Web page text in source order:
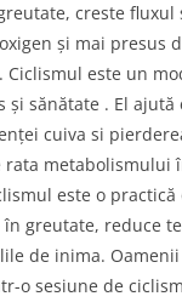
creste fluxul
și mai presus
Ciclismul este un
și sănătate . El ajută
cuiva si
rata metabolismului
este o
greutate, reduce
de inima.
o sesiune de